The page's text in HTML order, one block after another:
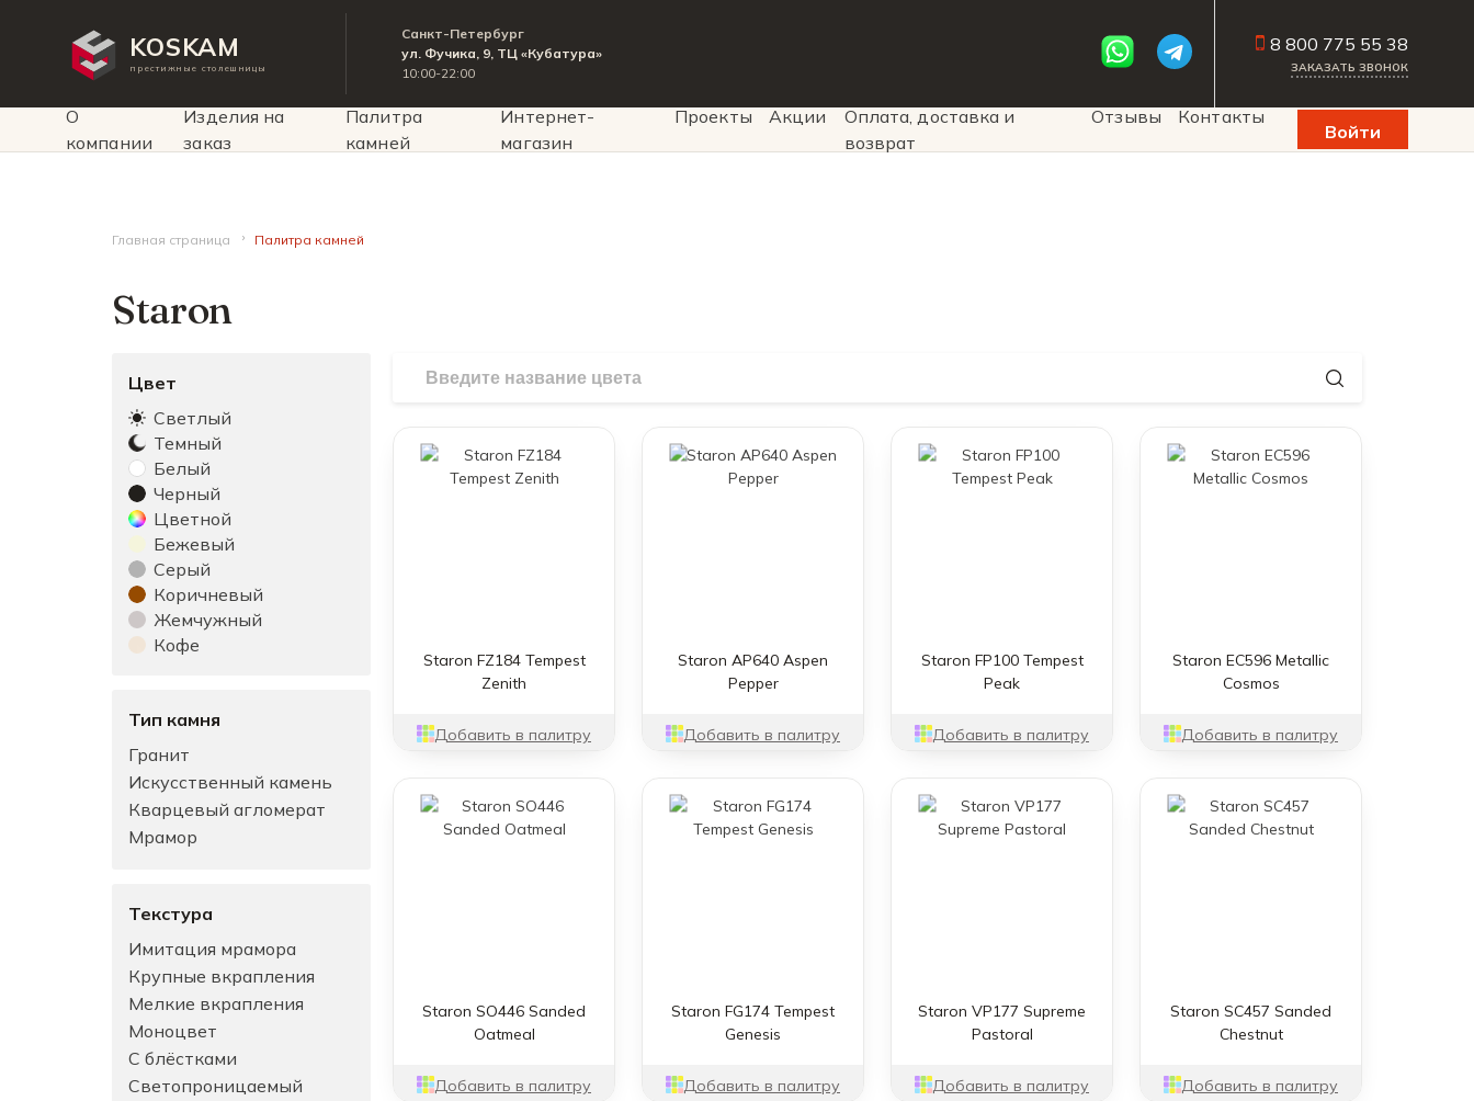
KOSKAM
престижные столешницы
Санкт-Петербург
ул. Фучика, 9, ТЦ «Кубатура»
10:00-22:00
8 800 775 55 38
ЗАКАЗАТЬ ЗВОНОК
О
компании
Изделия на
заказ
Палитра
камней
Интернет-
магазин
Проекты Акции
Оплата, доставка и
возврат
Отзывы Контакты
Войти
Главная страница Палитра камней
Staron
Цвет
Светлый
Темный
Белый
Черный
Цветной
Бежевый
Серый
Коричневый
Жемчужный
Кофе
Тип камня
Гранит
Искусственный камень
Кварцевый агломерат
Мрамор
Текстура
Имитация мрамора
Крупные вкрапления
Мелкие вкрапления
Моноцвет
С блёстками
Светопроницаемый
Staron FZ184 Tempest
Zenith
Добавить в палитру
Staron AP640 Aspen
Pepper
Добавить в палитру
Staron FP100 Tempest
Peak
Добавить в палитру
Staron EC596 Metallic
Cosmos
Добавить в палитру
Staron SO446 Sanded
Oatmeal
Добавить в палитру
Staron FG174 Tempest
Genesis
Добавить в палитру
Staron VP177 Supreme
Pastoral
Добавить в палитру
Staron SC457 Sanded
Chestnut
Добавить в палитру